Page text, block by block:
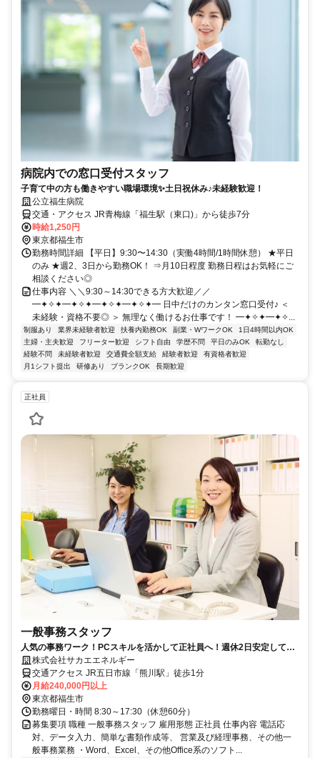
病院内での窓口受付スタッフ
子育て中の方も働きやすい職場環境✨土日祝休み♪未経験歓迎！
公立福生病院
交通・アクセス JR青梅線「福生駅（東口)」から徒歩7分
時給1,250円
東京都福生市
勤務時間詳細 【平日】9:30〜14:30（実働4時間/1時間休憩） ★平日
のみ ★週2、3日から勤務OK！ ⇒月10日程度 勤務日程はお気軽にご
相談ください◎
仕事内容 ＼＼9:30～14:30できる方大歓迎／／
━✦✧✦━✦✧✦━✦✧✦━✦✧✦━ 日中だけのカンタン窓口受付♪ ＜
未経験・資格不要◎ ＞ 無理なく働けるお仕事です！ ━✦✧✦━✦✧...
制服あり 業界未経験者歓迎 扶養内勤務OK 副業・WワークOK
1日4時間以内OK
主婦・主夫歓迎
フリーター歓迎 シフト自由 学歴不問 平日のみOK
転勤なし
経験不問
未経験者歓迎 交通費全額支給 経験者歓迎
有資格者歓迎
月1シフト提出
研修あり ブランクOK 長期歓迎
正社員
一般事務スタッフ
人気の事務ワーク！PCスキルを活かして正社員へ！週休2日安定して働
ける事務ワークです
株式会社サカエエネルギー
交通アクセス JR五日市線「熊川駅」徒歩1分
月給240,000円以上
東京都福生市
勤務曜日・時間 8:30～17:30（休憩60分）
募集要項 職種 一般事務スタッフ 雇用形態 正社員 仕事内容 電話応
対、データ入力、簡単な書類作成等、 営業及び経理事務、その他一
般事務業務 ・Word、Excel、その他Office系のソフト...